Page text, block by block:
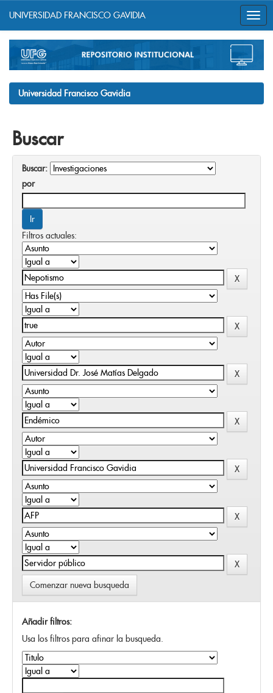
navigation
UNIVERSIDAD FRANCISCO GAVIDIA
Universidad Francisco Gavidia
Buscar
Buscar:
por
Filtros actuales:
Comenzar nueva busqueda
Añadir filtros:
Usa los filtros para afinar la busqueda.